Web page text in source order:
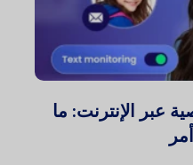
عبر الإنترنت: ما